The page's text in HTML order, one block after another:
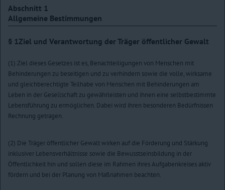
Abschnitt 1
Allgemeine Bestimmungen
§ 1Ziel und Verantwortung der Träger öffentlicher Gewalt
(1) Ziel dieses Gesetzes ist es, Benachteiligungen von Menschen mit
Behinderungen zu beseitigen und zu verhindern sowie die volle, wirksame
und gleichberechtigte Teilhabe von Menschen mit Behinderungen am
Leben in der Gesellschaft zu gewährleisten und ihnen eine selbstbestimmte
Lebensführung zu ermöglichen. Dabei wird ihren besonderen Bedürfnissen
Rechnung getragen.
(2) Die Träger öffentlicher Gewalt wirken auf die Förderung und Stärkung
inklusiver Lebensverhältnisse sowie die Bewusstseinsbildung in der
Öffentlichkeit hin und sollen diese im Rahmen ihres Aufgabenkreises aktiv
fördern und bei der Planung von Maßnahmen beachten.